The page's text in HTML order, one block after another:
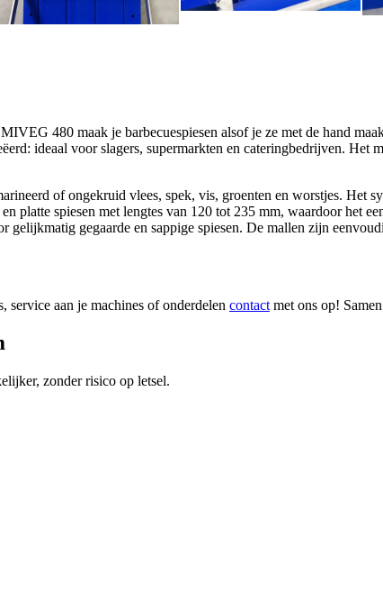
480 maak je barbecuespiesen alsof je ze met de hand
ideaal voor slagers, supermarkten en cateringbedrijven. Het
of ongekruid vlees, spek, vis, groenten en worstjes. Het
platte spiesen met lengtes van 120 tot 235 mm, waardoor het
gegaarde en sappige spiesen. De mallen zijn
service aan je machines of onderdelen contact met ons op!
zonder risico op letsel.